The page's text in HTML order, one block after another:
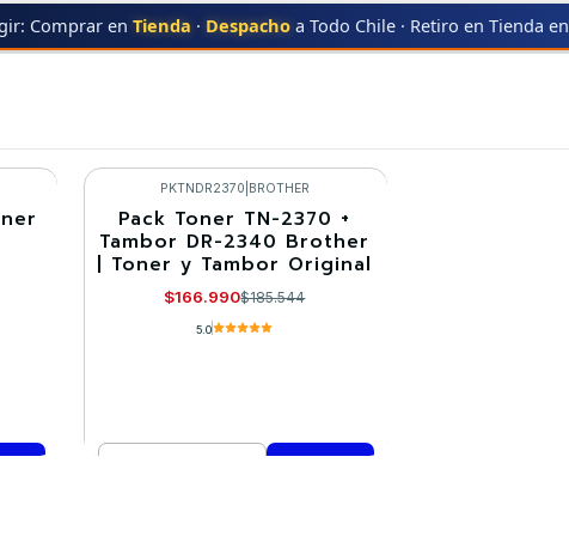
Comprar en Tienda · Despacho a Todo Chile · Retiro en Tienda en
TN-2370
TN-2370
-10%
PKTNDR2370 BROTHER
Pack Toner TN-2370 +
Tambor DR-2340 Brother
| Toner y Tambor Original
$166.990$185.544
5.0